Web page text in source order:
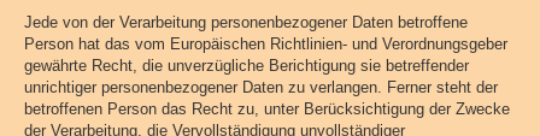
Jede von der Verarbeitung personenbezogener Daten betroffene
Person hat das vom Europäischen Richtlinien- und Verordnungsgeber
gewährte Recht, die unverzügliche Berichtigung sie betreffender
unrichtiger personenbezogener Daten zu verlangen. Ferner steht der
betroffenen Person das Recht zu, unter Berücksichtigung der Zwecke
der Verarbeitung, die Vervollständigung unvollständiger